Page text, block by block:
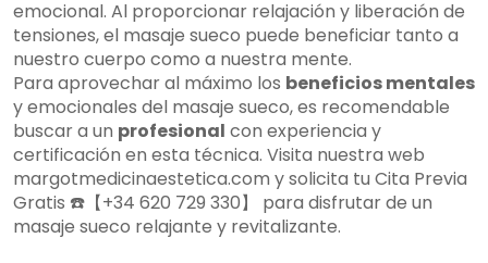
emocional. Al proporcionar relajación y liberación de
tensiones, el masaje sueco puede beneficiar tanto a
nuestro cuerpo como a nuestra mente.
Para aprovechar al máximo los beneficios mentales
y emocionales del masaje sueco, es recomendable
buscar a un profesional con experiencia y
certificación en esta técnica. Visita nuestra web
margotmedicinaestetica.com y solicita tu Cita Previa
Gratis ☎️【+34 620 729 330】 para disfrutar de un
masaje sueco relajante y revitalizante.